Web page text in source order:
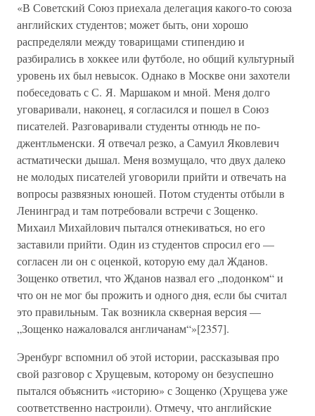
«В Советский Союз приехала делегация какого-то союза
английских студентов; может быть, они хорошо
распределяли между товарищами стипендию и
разбирались в хоккее или футболе, но общий культурный
уровень их был невысок. Однако в Москве они захотели
побеседовать с С. Я. Маршаком и мной. Меня долго
уговаривали, наконец, я согласился и пошел в Союз
писателей. Разговаривали студенты отнюдь не по-
джентльменски. Я отвечал резко, а Самуил Яковлевич
астматически дышал. Меня возмущало, что двух далеко
не молодых писателей уговорили прийти и отвечать на
вопросы развязных юношей. Потом студенты отбыли в
Ленинград и там потребовали встречи с Зощенко.
Михаил Михайлович пытался отнекиваться, но его
заставили прийти. Один из студентов спросил его —
согласен ли он с оценкой, которую ему дал Жданов.
Зощенко ответил, что Жданов назвал его „подонком“ и
что он не мог бы прожить и одного дня, если бы считал
это правильным. Так возникла скверная версия —
„Зощенко нажаловался англичанам“»[2357].
Эренбург вспомнил об этой истории, рассказывая про
свой разговор с Хрущевым, которому он безуспешно
пытался объяснить «историю» с Зощенко (Хрущева уже
соответственно настроили). Отмечу, что английские